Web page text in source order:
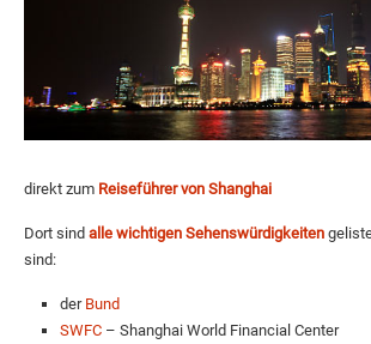
direkt zum Reiseführer von Shanghai
Dort sind alle wichtigen Sehenswürdigkeiten
sind:
der Bund
SWFC – Shanghai World Financial Center